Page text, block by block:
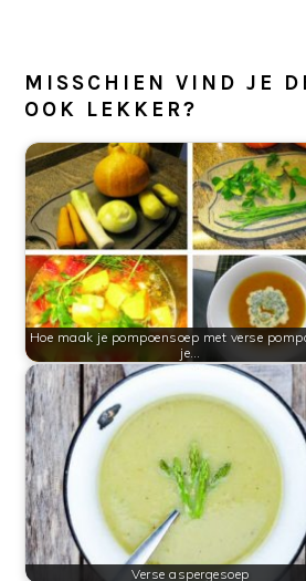
MISSCHIEN VIND JE
OOK LEKKER?
Hoe maak je pompoensoep met verse
je…
Verse aspergesoep